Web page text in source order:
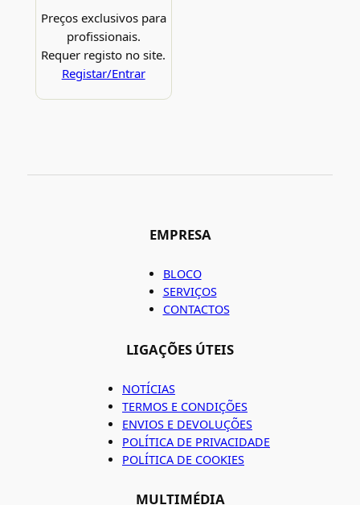
Preços exclusivos para
profissionais.
Requer registo no site.
Registar/Entrar
EMPRESA
BLOCO
SERVIÇOS
CONTACTOS
LIGAÇÕES ÚTEIS
NOTÍCIAS
TERMOS E CONDIÇÕES
ENVIOS E DEVOLUÇÕES
POLÍTICA DE PRIVACIDADE
POLÍTICA DE COOKIES
MULTIMÉDIA